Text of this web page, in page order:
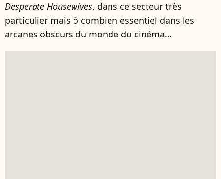
Desperate Housewives, dans ce secteur très
particulier mais ô combien essentiel dans les
arcanes obscurs du monde du cinéma…